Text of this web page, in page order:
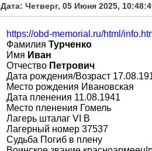
Дата: Четверг, 05 Июня 2025,
https://obd-memorial.ru/html/
Фамилия Турченко
Имя Иван
Отчество Петрович
Дата рождения/Возраст
Место рождения Ивановская
Дата пленения 11.08.1941
Место пленения Гомель
Лагерь шталаг VI B
Лагерный номер 37537
Судьба Погиб в плену